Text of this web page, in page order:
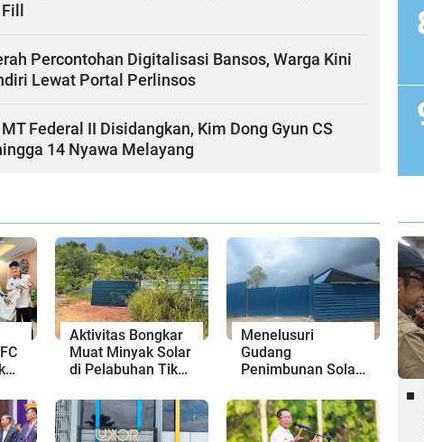
Percontohan Digitalisasi Bansos, Warga Kini
Lewat Portal Perlinsos
Federal II Disidangkan, Kim Dong Gyun CS
14 Nyawa Melayang
Aktivitas Bongkar
Muat Minyak Solar
di Pelabuhan Tikus
Menelusuri
Gudang
Penimbunan Solar
Kota Batam, Ada 4
Titik?